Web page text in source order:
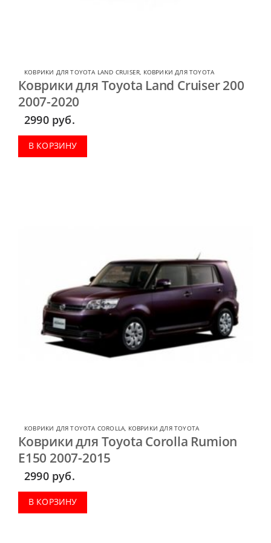
КОВРИКИ ДЛЯ TOYOTA LAND CRUISER, КОВРИКИ ДЛЯ TOYOTA
Коврики для Toyota Land Cruiser 200
2007-2020
2990 руб.
В КОРЗИНУ
КОВРИКИ ДЛЯ TOYOTA COROLLA, КОВРИКИ ДЛЯ TOYOTA
Коврики для Toyota Corolla Rumion
E150 2007-2015
2990 руб.
В КОРЗИНУ